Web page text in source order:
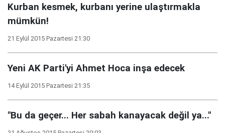
Kurban kesmek, kurbanı yerine ulaştırmakla
mümkün!
21 Eylül 2015 Pazartesi 21:30
Yeni AK Parti'yi Ahmet Hoca inşa edecek
14 Eylül 2015 Pazartesi 21:35
"Bu da geçer... Her sabah kanayacak değil ya..."